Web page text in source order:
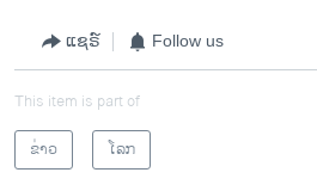
ແຊຣ໌ Follow us
This item is part of
ຂ່າວ
ໂລກ